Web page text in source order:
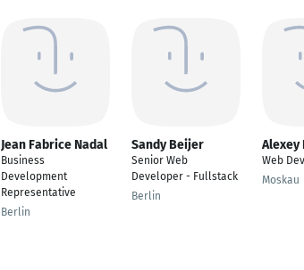
Jean Fabrice Nadal
Business
Development
Representative
Berlin
Sandy Beijer
Senior Web
Developer - Fullstack
Berlin
Alexey
Web
Moskau